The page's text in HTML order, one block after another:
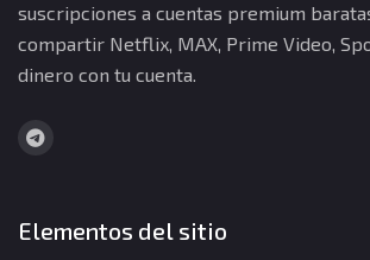
suscripciones a cuentas premium
compartir Netflix, MAX, Prime Video,
dinero con tu cuenta.
Elementos del sitio